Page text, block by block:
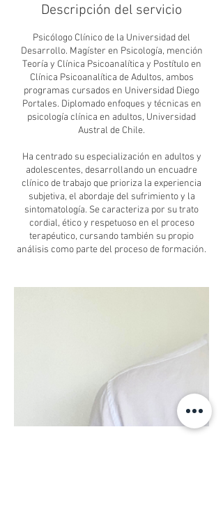
Descripción del servicio
Psicólogo Clínico de la Universidad del
Desarrollo. Magíster en Psicología, mención
Teoría y Clínica Psicoanalítica y Postítulo en
Clínica Psicoanalítica de Adultos, ambos
programas cursados en Universidad Diego
Portales. Diplomado enfoques y técnicas en
psicología clínica en adultos, Universidad
Austral de Chile.
Ha centrado su especialización en adultos y
adolescentes, desarrollando un encuadre
clínico de trabajo que prioriza la experiencia
subjetiva, el abordaje del sufrimiento y la
sintomatología. Se caracteriza por su trato
cordial, ético y respetuoso en el proceso
terapéutico, cursando también su propio